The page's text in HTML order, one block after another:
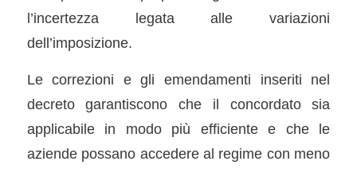
l’incertezza legata alle variazioni
dell’imposizione.
Le correzioni e gli emendamenti inseriti nel
decreto garantiscono che il concordato sia
applicabile in modo più efficiente e che le
aziende possano accedere al regime con meno